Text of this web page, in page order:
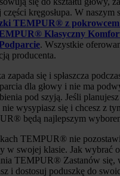
kręgosłupa. W naszym
TEMPUR® z pokrowcem
Klasyczny
. Wszystkie
producenta.
zapada się i spłaszcza
dla głowy i nie ma
pod szyją. Jeśli
wysypiasz się i chcesz z
będą najlepszym
TEMPUR® nie
w swojej klasie. Jak wybrać
TEMPUR® Zastanów się,
i dostosuj poduszkę do